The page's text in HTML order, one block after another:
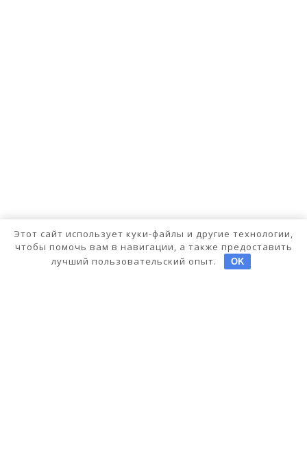
Этот сайт использует куки-файлы и другие технологии,
чтобы помочь вам в навигации, а также предоставить
лучший пользовательский опыт.
OK